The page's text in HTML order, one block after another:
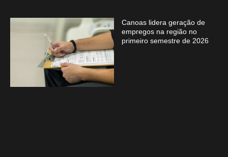
Canoas lidera geração de
empregos na região no
primeiro semestre de 2026